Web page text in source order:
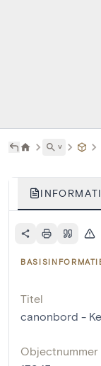
˅
Titel
canonbord -
Objectnummer